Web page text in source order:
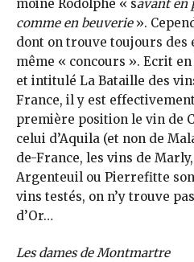
moine Rodolphe « savant en
comme en beuverie».
dont on trouve toujours des
même « concours ». Ecrit
et intitulé La Bataille des
France, il y est
première position le vin de
celui d’Aquila (et non de
de-France, les vins de
Argenteuil ou Pierrefitte
vins testés, on n’y trouve
d’Or…
Les dames de Montmartre